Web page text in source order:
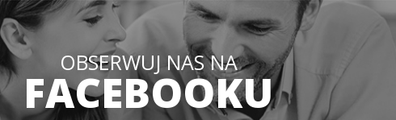
OBSERWUJ NAS NA
FACEBOOKU